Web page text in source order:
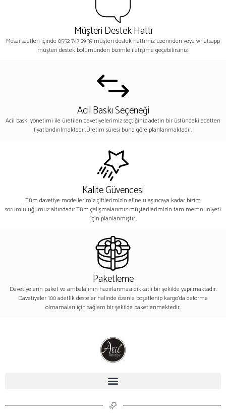
Müşteri Destek Hattı
Mesai saatleri içinde 0552 747 29 39 müşteri destek hattımız üzerinden veya whatsapp
müşteri destek bölümünden bizimle iletişime geçebilirsiniz.
Acil Baskı Seçeneği
Acil baskı yönetimi ile üretilen davetiyelerimiz seçtiğiniz adetin bir üstündeki adetten
fiyatlandırılmaktadır.Üretim süresi buna göre planlanmaktadır.
Kalite Güvencesi
Tüm davetiye modellerimiz çiftlerimizin eline ulaşıncaya kadar bizim
sorumluluğumuz altındadır.Tüm çalışmalarımız müşterilerimizin tam memnuniyeti
için planlanmıştır.
Paketleme
Davetiyelerin paket ve ambalajının hazırlanması dikkatli bir şekilde yapılmaktadır.
Davetiyeler 100 adetlik desteler halinde özenle poşetlenip kargo’da deforme
olmamaları için sağlam bir şekilde paketlenmektedir.